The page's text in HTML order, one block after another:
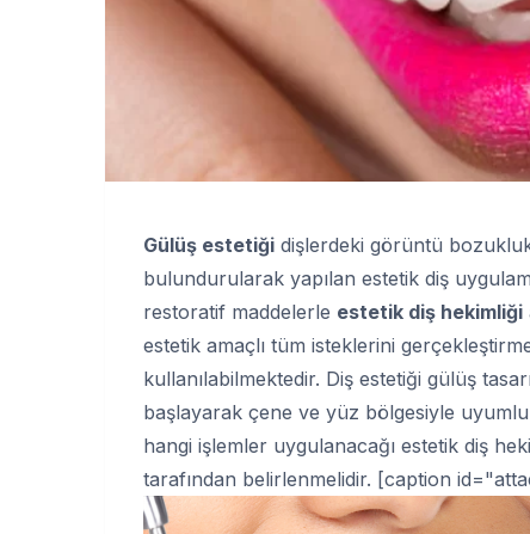
Gülüş estetiği dişlerdeki görüntü
bulundurularak yapılan estetik diş
restoratif maddelerle estetik diş hekimliği
estetik amaçlı tüm isteklerini
kullanılabilmektedir. Diş estetiği gülüş
başlayarak çene ve yüz bölgesiyle uyumlu
hangi işlemler uygulanacağı estetik diş
tarafından belirlenmelidir. [caption